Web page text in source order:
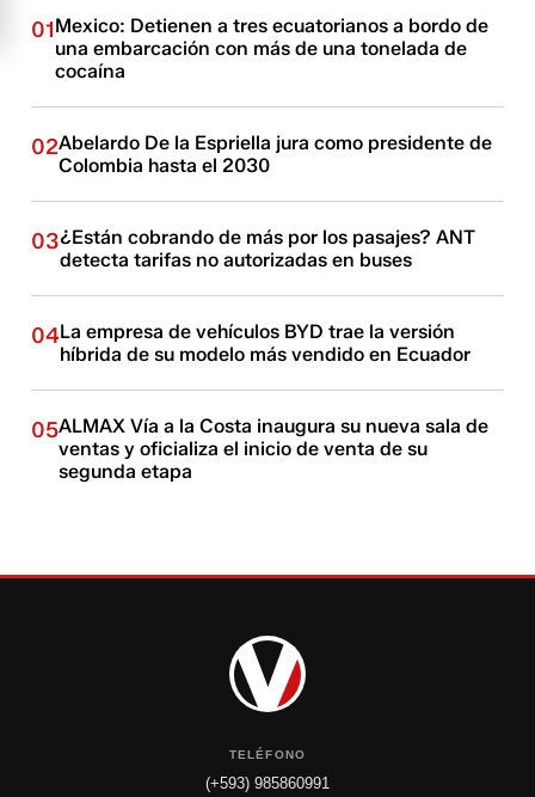
01Mexico: Detienen a tres ecuatorianos a bordo de
una embarcación con más de una tonelada de
cocaína
02Abelardo De la Espriella jura como presidente de
Colombia hasta el 2030
03¿Están cobrando de más por los pasajes? ANT
detecta tarifas no autorizadas en buses
04La empresa de vehículos BYD trae la versión
híbrida de su modelo más vendido en Ecuador
05ALMAX Vía a la Costa inaugura su nueva sala de
ventas y oficializa el inicio de venta de su
segunda etapa
TELÉFONO
(+593) 985860991